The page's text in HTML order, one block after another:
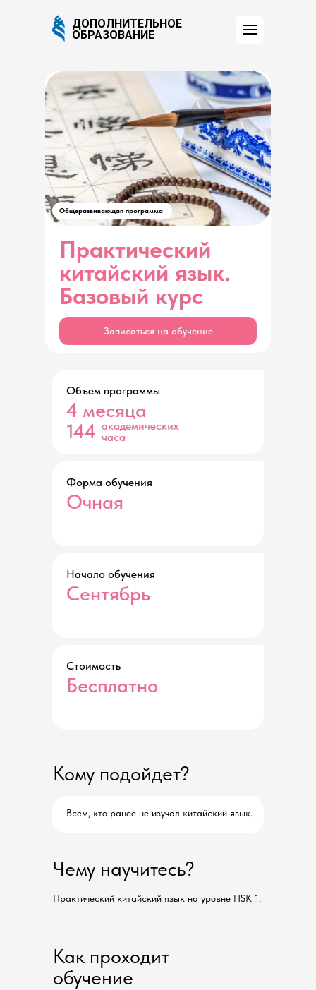
ДОПОЛНИТЕЛЬНОЕ
ОБРАЗОВАНИЕ
Практический
китайский язык.
Базовый курс
Записаться на обучение
Объем программы
Форма обучения
Начало обучения
Стоимость
144
4 месяца
Очная
Сентябрь
Бесплатно
академических
часа
Общеразвивающая программа
Кому подойдет?
Всем, кто ранее не изучал китайский язык.
Чему научитесь?
Практический китайский язык на уровне HSK 1.
Как проходит
обучение